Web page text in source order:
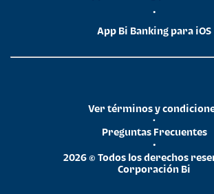
•
App Bi Banking para iOS
2026 © Todos los derechos
Corporación Bi
•
Preguntas Frecuentes
•
Ver términos y